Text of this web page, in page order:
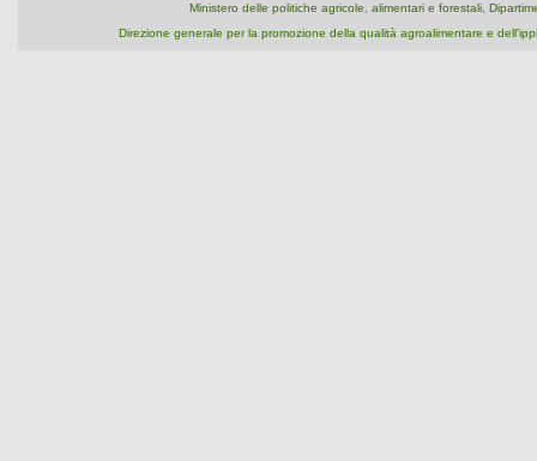
Ministero delle politiche agricole, alimentari e forestali,
Direzione generale per la promozione della qualità agroalimentare e